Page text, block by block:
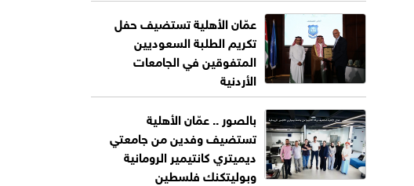
عمّان الأهلية تستضيف حفل
تكريم الطلبة السعوديين
المتفوقين في الجامعات
الأردنية
بالصور .. عمّان الأهلية
تستضيف وفدين من جامعتي
ديميتري كانتيمير الرومانية
وبوليتكنك فلسطين